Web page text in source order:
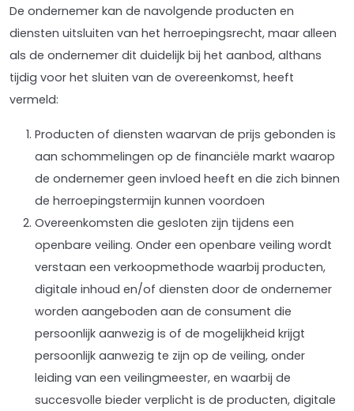
De ondernemer kan de navolgende producten en
diensten uitsluiten van het herroepingsrecht, maar alleen
als de ondernemer dit duidelijk bij het aanbod, althans
tijdig voor het sluiten van de overeenkomst, heeft
vermeld:
Producten of diensten waarvan de prijs gebonden is
aan schommelingen op de financiële markt waarop
de ondernemer geen invloed heeft en die zich binnen
de herroepingstermijn kunnen voordoen
Overeenkomsten die gesloten zijn tijdens een
openbare veiling. Onder een openbare veiling wordt
verstaan een verkoopmethode waarbij producten,
digitale inhoud en/of diensten door de ondernemer
worden aangeboden aan de consument die
persoonlijk aanwezig is of de mogelijkheid krijgt
persoonlijk aanwezig te zijn op de veiling, onder
leiding van een veilingmeester, en waarbij de
succesvolle bieder verplicht is de producten, digitale